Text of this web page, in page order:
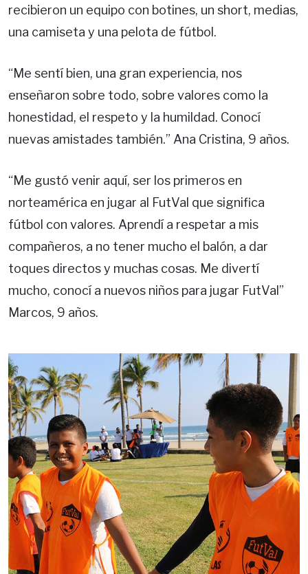
recibieron un equipo con botines, un short, medias,
una camiseta y una pelota de fútbol.
“Me sentí bien, una gran experiencia, nos
enseñaron sobre todo, sobre valores como la
honestidad, el respeto y la humildad. Conocí
nuevas amistades también.” Ana Cristina, 9 años.
“Me gustó venir aquí, ser los primeros en
norteamérica en jugar al FutVal que significa
fútbol con valores. Aprendí a respetar a mis
compañeros, a no tener mucho el balón, a dar
toques directos y muchas cosas. Me divertí
mucho, conocí a nuevos niños para jugar FutVal”
Marcos, 9 años.